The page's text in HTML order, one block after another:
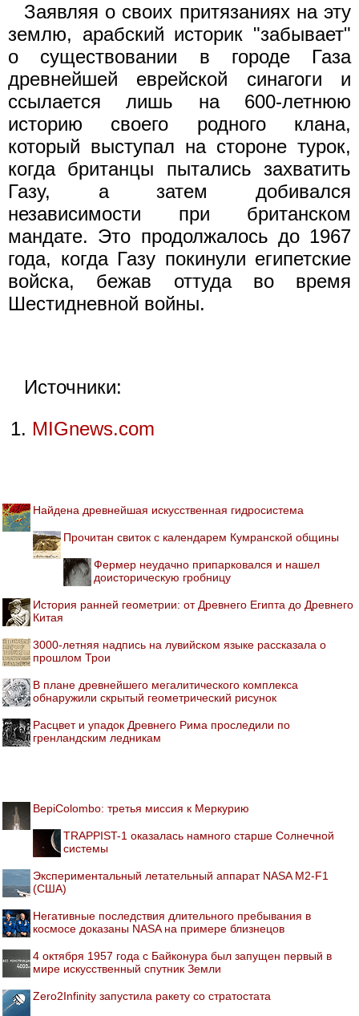
Заявляя о своих притязаниях на эту
землю, арабский историк "забывает"
о существовании в городе Газа
древнейшей еврейской синагоги и
ссылается лишь на 600-летнюю
историю своего родного клана,
который выступал на стороне турок,
когда британцы пытались захватить
Газу, а затем добивался
независимости при британском
мандате. Это продолжалось до 1967
года, когда Газу покинули египетские
войска, бежав оттуда во время
Шестидневной войны.
Источники:
MIGnews.com
Найдена древнейшая искусственная гидросистема
Прочитан свиток с календарем Кумранской общины
Фермер неудачно припарковался и нашел
доисторическую гробницу
История ранней геометрии: от Древнего Египта до Древнего
Китая
3000-летняя надпись на лувийском языке рассказала о
прошлом Трои
В плане древнейшего мегалитического комплекса
обнаружили скрытый геометрический рисунок
Расцвет и упадок Древнего Рима проследили по
гренландским ледникам
BepiColombo: третья миссия к Меркурию
TRAPPIST-1 оказалась намного старше Солнечной
системы
Экспериментальный летательный аппарат NASA M2-F1
(США)
Негативные последствия длительного пребывания в
космосе доказаны NASA на примере близнецов
4 октября 1957 года с Байконура был запущен первый в
мире искусственный спутник Земли
Zero2Infinity запустила ракету со стратостата